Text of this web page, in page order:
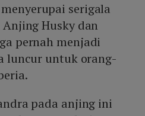
serigala
Husky dan
pernah menjadi
luncur untuk orang-
pada anjing ini